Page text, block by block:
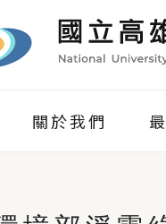
關於我們